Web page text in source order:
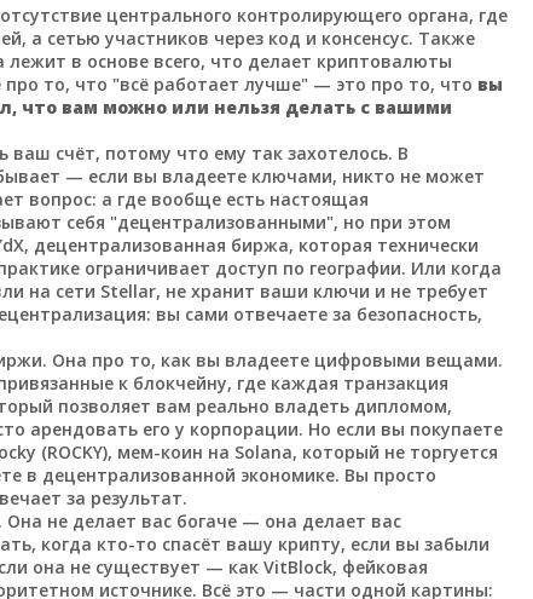
центрального контролирующего органа, где
а сетью участников через код и консенсус. Также
лежит в основе всего, что делает криптовалюты
про то, что "всё работает лучше" — это про то, что вы
что вам можно или нельзя делать с вашими
счёт, потому что ему так захотелось. В
— если вы владеете ключами, никто не может
вопрос: а где вообще есть настоящая
себя "децентрализованными", но при этом
, децентрализованная биржа, которая технически
ограничивает доступ по географии. Или когда
на сети Stellar, не хранит ваши ключи и не требует
вы сами отвечаете за безопасность,
Она про то, как вы владеете цифровыми вещами.
к блокчейну, где каждая транзакция
позволяет вам реально владеть дипломом,
арендовать его у корпорации. Но если вы покупаете
(ROCKY), мем-коин на Solana, который не торгуется
в децентрализованной экономике. Вы просто
за результат.
не делает вас богаче — она делает вас
когда кто-то спасёт вашу крипту, если вы забыли
она не существует — какVitBlock, фейковая
источнике. Всё это — части одной картины: